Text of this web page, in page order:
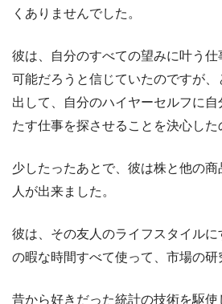
くありませんでした。
彼は、自分のすべての望みに叶う
可能だろうと信じていたのですが、
出して、自分のハイヤーセルフに
たす仕事を探させることを決心した
少したったあとで、彼は株と他の
人が出来ました。
彼は、その友人のライフスタイル
の暇な時間すべて使って、市場の研
昔から好きだった統計の技術を駆